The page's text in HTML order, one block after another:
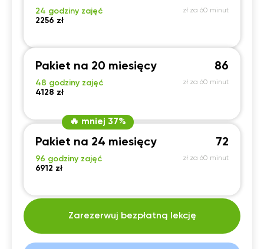
24 godziny zajęć
2256 zł
zł za 60 minut
Pakiet na 20 miesięcy
48 godziny zajęć
4128 zł
86
zł za 60 minut
🔥 mniej 37%
Pakiet na 24 miesięcy
96 godziny zajęć
6912 zł
72
zł za 60 minut
Zarezerwuj bezpłatną lekcję